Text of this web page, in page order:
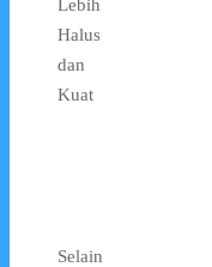
Lebih
Halus
dan
Kuat
Selain